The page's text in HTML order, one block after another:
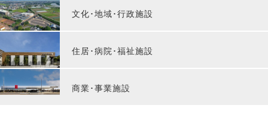
文化･地域･行政施設
住居･病院･福祉施設
商業･事業施設